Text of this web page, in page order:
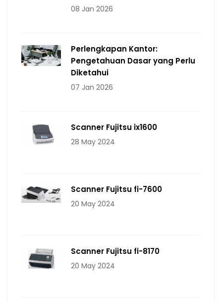
08 Jan 2026
Perlengkapan Kantor:
Pengetahuan Dasar yang Perlu
Diketahui
07 Jan 2026
Scanner Fujitsu ix1600
28 May 2024
Scanner Fujitsu fi-7600
20 May 2024
Scanner Fujitsu fi-8170
20 May 2024